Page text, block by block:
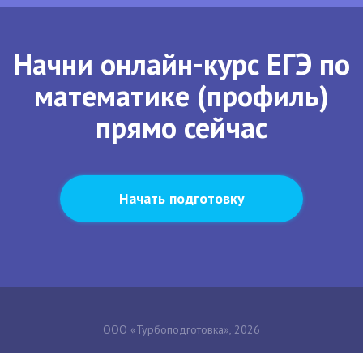
Начни онлайн-курс ЕГЭ по
математике (профиль)
прямо сейчас
Начать подготовку
ООО «Турбоподготовка», 2026